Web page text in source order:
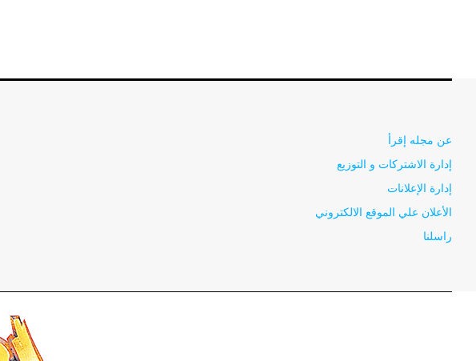
عن مجله إقرأ
إدارة الاشتركات و التوزيع
إدارة الإعلانات
الأعلان علي الموقع الالكتروني
راسلنا